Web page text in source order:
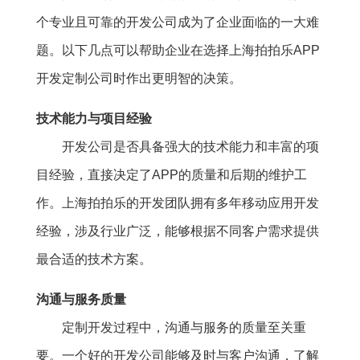
个专业且可靠的开发公司成为了企业面临的一大难
题。以下几点可以帮助企业在选择上海拍拍乐APP
开发定制公司时作出更明智的决策。
技术能力与项目经验
开发公司是否具备强大的技术能力和丰富的项
目经验，直接决定了APP的质量和后期的维护工
作。上海拍拍乐的开发团队拥有多年移动应用开发
经验，涉及行业广泛，能够根据不同客户需求提供
最合适的技术方案。
沟通与服务质量
定制开发过程中，沟通与服务的质量至关重
要。一个好的开发公司能够及时与客户沟通，了解